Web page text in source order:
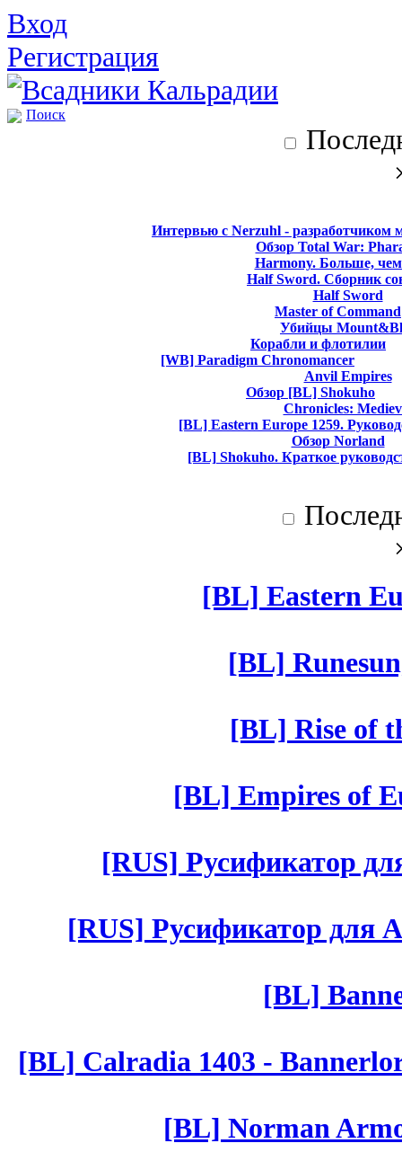
Вход
Регистрация
Поиск
Интервью с Nerzuhl - разработчиком
Обзор Total War:
Harmony. Больше,
Half Sword. Сборник
Half Sword
Master of Command
Убийцы
Корабли и флотилии
[WB] Paradigm Chronomancer
Anvil Empires
Обзор [BL] Shokuho
Chronicles:
[BL] Eastern Europe 1259.
Обзор Norland
[BL] Shokuho. Краткое
[BL] Eastern
[BL]
[BL] Rise of
[BL] Empires of
[RUS] Русификатор
[RUS] Русификатор для
[BL]
[BL] Calradia 1403 -
[BL] Norman